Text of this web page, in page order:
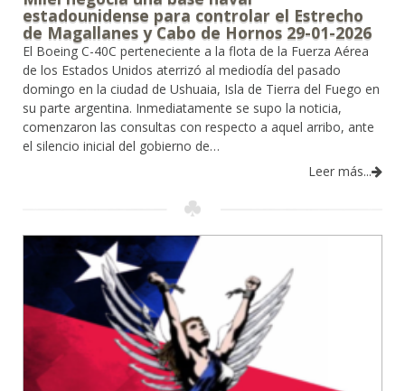
estadounidense para controlar el Estrecho
de Magallanes y Cabo de Hornos 29-01-2026
El Boeing C-40C perteneciente a la flota de la Fuerza Aérea
de los Estados Unidos aterrizó al mediodía del pasado
domingo en la ciudad de Ushuaia, Isla de Tierra del Fuego en
su parte argentina. Inmediatamente se supo la noticia,
comenzaron las consultas con respecto a aquel arribo, ante
el silencio inicial del gobierno de…
Leer más...